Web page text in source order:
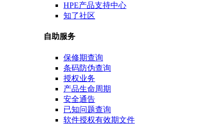
HPE产品支持中心
知了社区
自助服务
保修期查询
条码防伪查询
授权业务
产品生命周期
安全通告
已知问题查询
软件授权有效期文件